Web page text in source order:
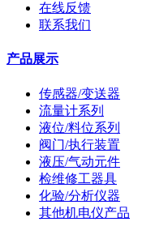
在线反馈
联系我们
产品展示
传感器/变送器
流量计系列
液位/料位系列
阀门/执行装置
液压/气动元件
检维修工器具
化验/分析仪器
其他机电仪产品